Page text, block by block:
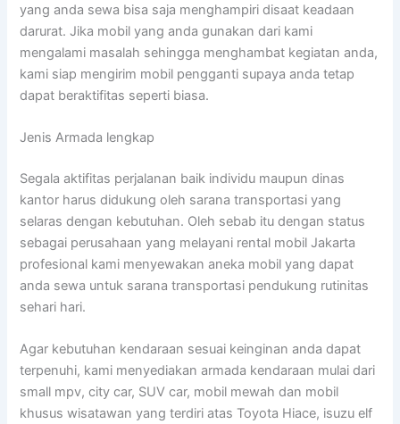
yang anda sewa bisa saja menghampiri disaat keadaan
darurat. Jika mobil yang anda gunakan dari kami
mengalami masalah sehingga menghambat kegiatan anda,
kami siap mengirim mobil pengganti supaya anda tetap
dapat beraktifitas seperti biasa.
Jenis Armada lengkap
Segala aktifitas perjalanan baik individu maupun dinas
kantor harus didukung oleh sarana transportasi yang
selaras dengan kebutuhan. Oleh sebab itu dengan status
sebagai perusahaan yang melayani rental mobil Jakarta
profesional kami menyewakan aneka mobil yang dapat
anda sewa untuk sarana transportasi pendukung rutinitas
sehari hari.
Agar kebutuhan kendaraan sesuai keinginan anda dapat
terpenuhi, kami menyediakan armada kendaraan mulai dari
small mpv, city car, SUV car, mobil mewah dan mobil
khusus wisatawan yang terdiri atas Toyota Hiace, isuzu elf